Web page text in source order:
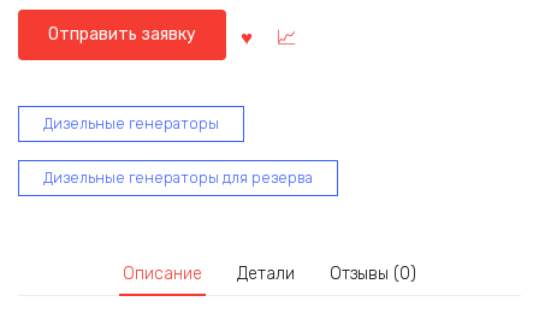
Отправить заявку
Дизельные генераторы
Дизельные генераторы для резерва
Описание Детали Отзывы (0)